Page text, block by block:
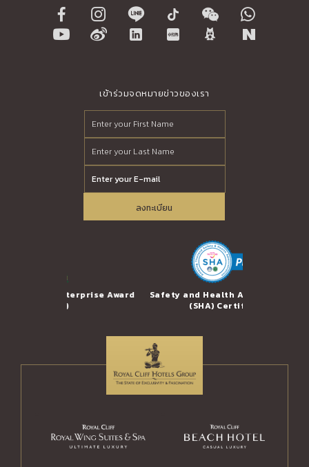
เข้าร่วมจดหมายข่าวของเรา
ลงทะเบียน
Enterprise Award
Safety and Health Administration
(SHA) Certificate